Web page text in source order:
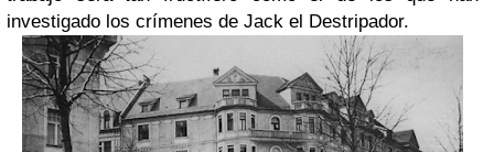
investigado los crímenes de Jack el Destripador.